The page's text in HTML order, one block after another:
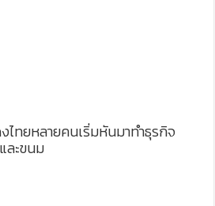
ทยหลายคนเริ่มหันมาทำธุรกิจ
ละขนม